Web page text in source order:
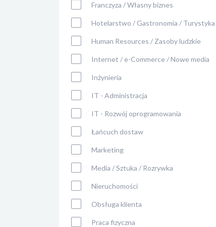
Franczyza / Własny biznes
Hotelarstwo / Gastronomia / Turystyka
Human Resources / Zasoby ludzkie
Internet / e-Commerce / Nowe media
Inżynieria
IT - Administracja
IT - Rozwój oprogramowania
Łańcuch dostaw
Marketing
Media / Sztuka / Rozrywka
Nieruchomości
Obsługa klienta
Praca fizyczna